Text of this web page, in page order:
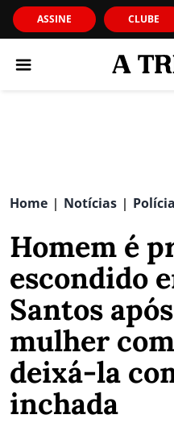
ASSINE CLUBE
Home | Notícias | Polícia
Homem é
escondido
Santos
mulher
deixá-la
inchada